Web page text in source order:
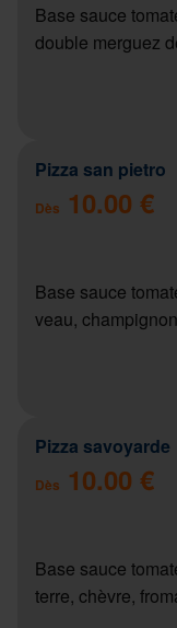
Base sauce
double merguez
Pizza san pietro
Dès 10.00 €
Base sauce
veau,
Pizza savoyarde
Dès 10.00 €
Base sauce
terre, chèvre,